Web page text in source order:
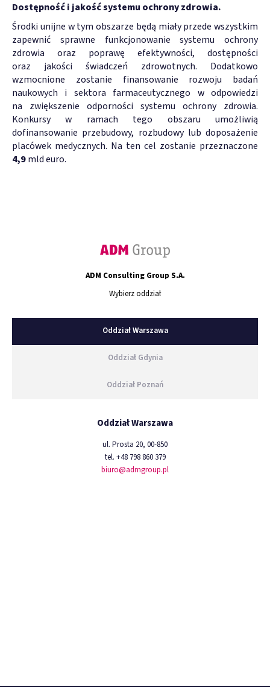
Dostępność i jakość systemu ochrony zdrowia.
Środki unijne w tym obszarze będą miały przede wszystkim
zapewnić sprawne funkcjonowanie systemu ochrony
zdrowia oraz poprawę efektywności, dostępności
oraz jakości świadczeń zdrowotnych. Dodatkowo
wzmocnione zostanie finansowanie rozwoju badań
naukowych i sektora farmaceutycznego w odpowiedzi
na zwiększenie odporności systemu ochrony zdrowia.
Konkursy w ramach tego obszaru umożliwią
dofinansowanie przebudowy, rozbudowy lub doposażenie
placówek medycznych. Na ten cel zostanie przeznaczone
4,9mld euro.
ADM Consulting Group S.A.
Wybierz oddział
Oddział Warszawa
Oddział Gdynia
Oddział Poznań
Oddział Warszawa
ul. Prosta 20, 00-850
tel. +48 798 860 379
biuro@admgroup.pl